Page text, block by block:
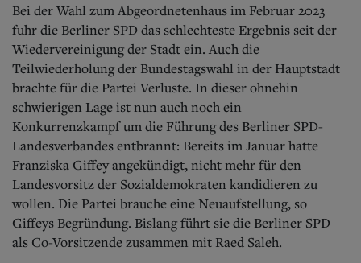
Start
Wer wir sind
Aktuelle Ausgabe
Abonnenten-Login
Abonnent werden
Abo Prämien
Archiv
Mediadaten
Bücher
Kontakt
Impressum
Datenschutz
Bei der Wahl zum Abgeordnetenhaus im Februar 2023
fuhr die Berliner SPD das schlechteste Ergebnis seit der
Wiedervereinigung der Stadt ein. Auch die
Teilwiederholung der Bundestagswahl in der Hauptstadt
brachte für die Partei Verluste. In dieser ohnehin
schwierigen Lage ist nun auch noch ein
Konkurrenzkampf um die Führung des Berliner SPD-
Landesverbandes entbrannt: Bereits im Januar hatte
Franziska Giffey angekündigt, nicht mehr für den
Landesvorsitz der Sozialdemokraten kandidieren zu
wollen. Die Partei brauche eine Neuaufstellung, so
Giffeys Begründung. Bislang führt sie die Berliner SPD
als Co-Vorsitzende zusammen mit Raed Saleh.